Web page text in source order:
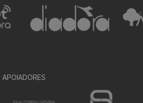
APOIADORES